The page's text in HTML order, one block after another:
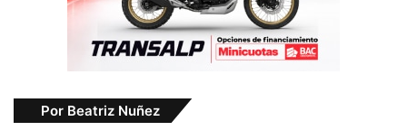
Por Beatriz Nuñez